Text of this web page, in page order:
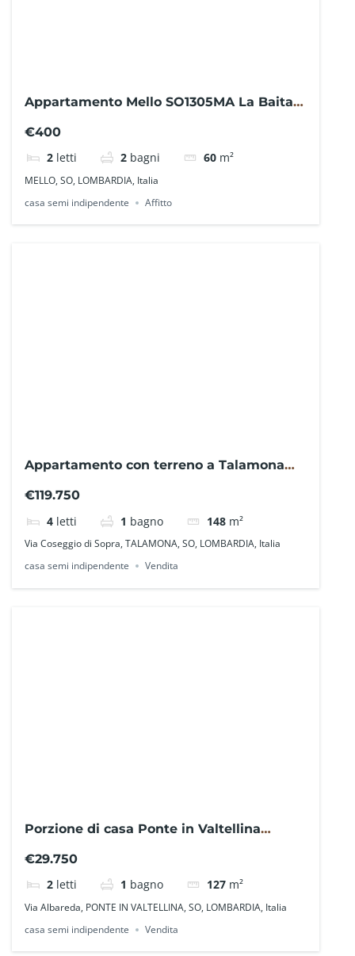
Appartamento Mello SO1305MA La Baita
€400
2 letti 2 bagni 60 m²
MELLO, SO, LOMBARDIA, Italia
casa semi indipendente
Affitto
Appartamento con terreno a Talamona
€119.750
4 letti 1 bagno 148 m²
Via Coseggio di Sopra, TALAMONA, SO, LOMBARDIA, Italia
casa semi indipendente
Vendita
Porzione di casa Ponte in Valtellina
€29.750
2 letti 1 bagno 127 m²
Via Albareda, PONTE IN VALTELLINA, SO, LOMBARDIA, Italia
casa semi indipendente
Vendita